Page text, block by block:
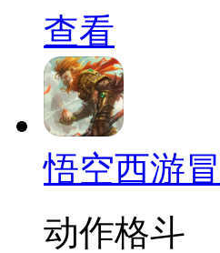
查看
悟空西游
动作格斗